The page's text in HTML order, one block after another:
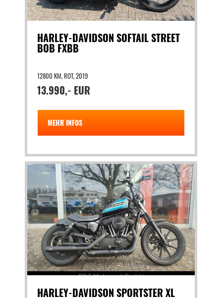
HARLEY-DAVIDSON SOFTAIL STREET
BOB FXBB
12800 KM, ROT, 2019
13.990,- EUR
MEHR INFOS
HARLEY-DAVIDSON SPORTSTER XL